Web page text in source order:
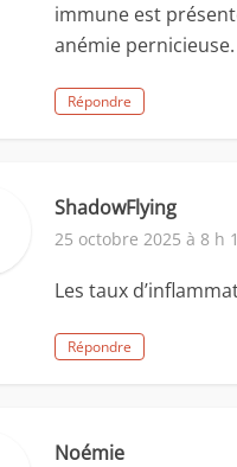
immune est
anémie pernicieuse.
Répondre
ShadowFlying
25 octobre 2025 à 8 h
Les taux
Répondre
Noémie